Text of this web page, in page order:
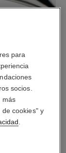
para
socios.
más
de cookies" y